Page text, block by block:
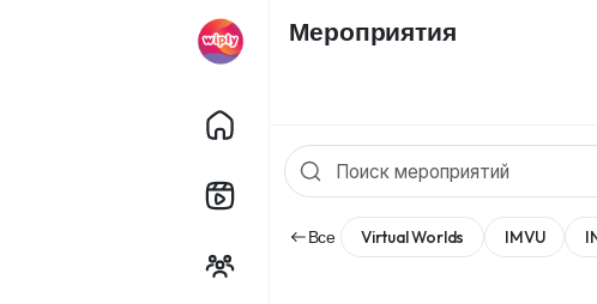
Мероприятия
Все Virtual Worlds IMVU